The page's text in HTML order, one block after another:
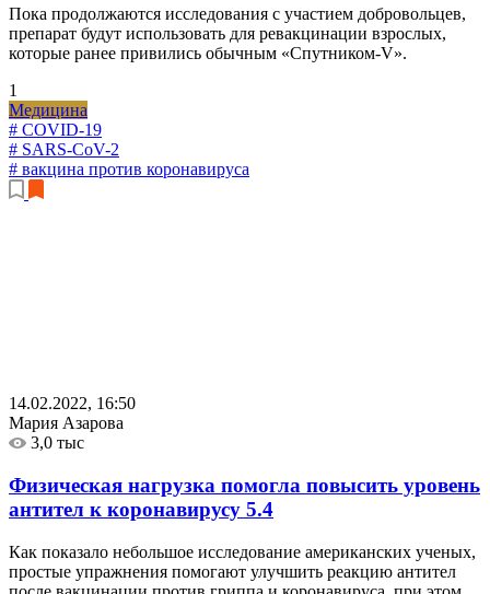
Пока продолжаются исследования с участием добровольцев,
препарат будут использовать для ревакцинации взрослых,
которые ранее привились обычным «Спутником-V».
1
Медицина
# COVID-19
# SARS-CoV-2
# вакцина против коронавируса
14.02.2022, 16:50
Мария Азарова
3,0 тыс
Физическая нагрузка помогла повысить уровень
антител к коронавирусу 5.4
Как показало небольшое исследование американских ученых,
простые упражнения помогают улучшить реакцию антител